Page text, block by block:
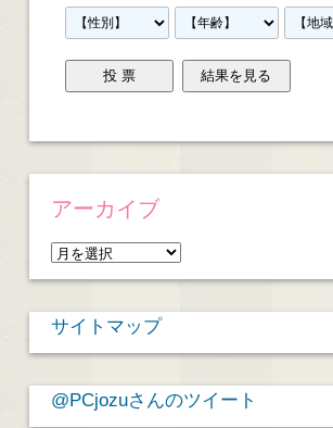
アーカイブ
ア
ー
カ
イ
サイトマップ
@PCjozuさんのツイート